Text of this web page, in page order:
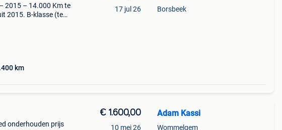
2015 – 14.000 Km te
2015. B-klasse (te
km
17 jul 26 Borsbeek
onderhouden prijs
€ 1.600,00
10 mei 26
Adam Kassi
Wommelgem